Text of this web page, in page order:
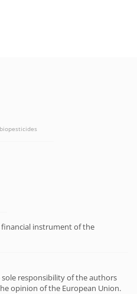
instrument of the
responsibility of the authors
opinion of the European Union.